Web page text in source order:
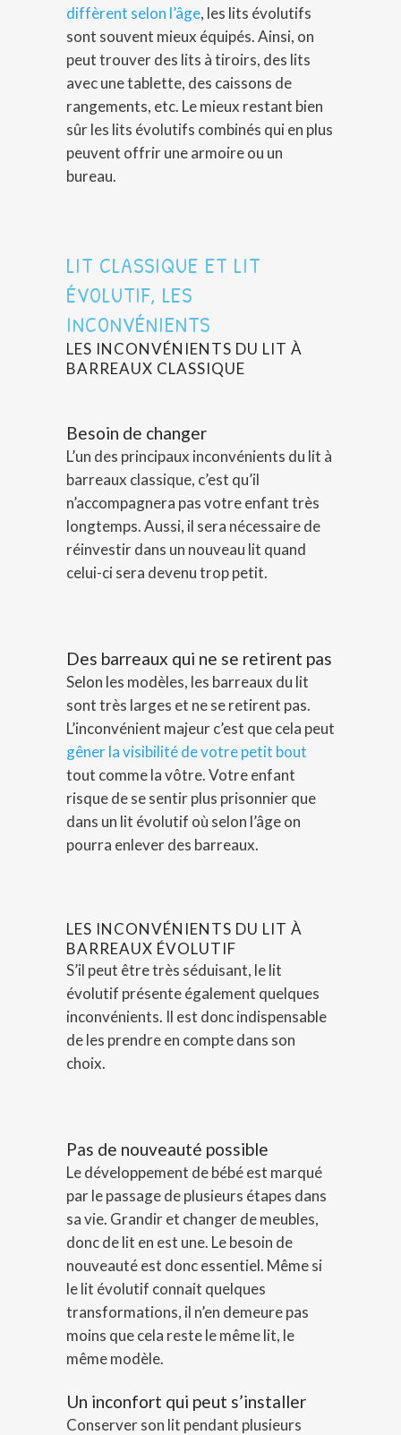
diffèrent selon l’âge, les lits évolutifs
sont souvent mieux équipés. Ainsi, on
peut trouver des lits à tiroirs, des lits
avec une tablette, des caissons de
rangements, etc. Le mieux restant bien
sûr les lits évolutifs combinés qui en plus
peuvent offrir une armoire ou un
bureau.
LIT CLASSIQUE ET LIT
ÉVOLUTIF, LES
INCONVÉNIENTS
LES INCONVÉNIENTS DU LIT À
BARREAUX CLASSIQUE
Besoin de changer
L’un des principaux inconvénients du lit à
barreaux classique, c’est qu’il
n’accompagnera pas votre enfant très
longtemps. Aussi, il sera nécessaire de
réinvestir dans un nouveau lit quand
celui-ci sera devenu trop petit.
Des barreaux qui ne se retirent pas
Selon les modèles, les barreaux du lit
sont très larges et ne se retirent pas.
L’inconvénient majeur c’est que cela peut
gêner la visibilité de votre petit bout
tout comme la vôtre. Votre enfant
risque de se sentir plus prisonnier que
dans un lit évolutif où selon l’âge on
pourra enlever des barreaux.
LES INCONVÉNIENTS DU LIT À
BARREAUX ÉVOLUTIF
S’il peut être très séduisant, le lit
évolutif présente également quelques
inconvénients. Il est donc indispensable
de les prendre en compte dans son
choix.
Pas de nouveauté possible
Le développement de bébé est marqué
par le passage de plusieurs étapes dans
sa vie. Grandir et changer de meubles,
donc de lit en est une. Le besoin de
nouveauté est donc essentiel. Même si
le lit évolutif connait quelques
transformations, il n’en demeure pas
moins que cela reste le même lit, le
même modèle.
Un inconfort qui peut s’installer
Conserver son lit pendant plusieurs